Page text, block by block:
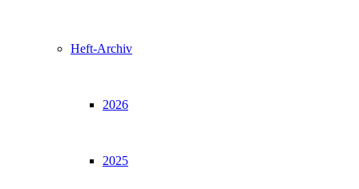
Heft-Archiv
2026
2025